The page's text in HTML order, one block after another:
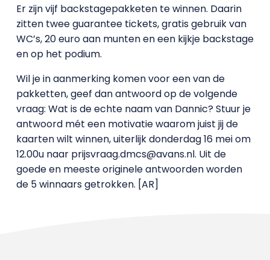
Er zijn vijf backstagepakketen te winnen. Daarin
zitten twee guarantee tickets, gratis gebruik van
WC’s, 20 euro aan munten en een kijkje backstage
en op het podium.
Wil je in aanmerking komen voor een van de
pakketten, geef dan antwoord op de volgende
vraag: Wat is de echte naam van Dannic? Stuur je
antwoord mét een motivatie waarom juist jij de
kaarten wilt winnen, uiterlijk donderdag 16 mei om
12.00u naar prijsvraag.dmcs@avans.nl. Uit de
goede en meeste originele antwoorden worden
de 5 winnaars getrokken. [AR]